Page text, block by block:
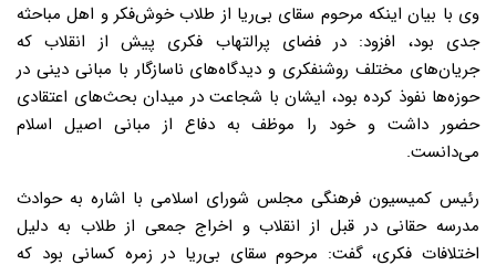
وی با بیان اینکه مرحوم سقای بی‌ریا از طلاب خوش‌فکر و اهل مباحثه
جدی بود، افزود: در فضای پرالتهاب فکری پیش از انقلاب که
جریان‌های مختلف روشنفکری و دیدگاه‌های ناسازگار با مبانی دینی در
حوزه‌ها نفوذ کرده بود، ایشان با شجاعت در میدان بحث‌های اعتقادی
حضور داشت و خود را موظف به دفاع از مبانی اصیل اسلام
می‌دانست.
رئیس کمیسیون فرهنگی مجلس شورای اسلامی با اشاره به حوادث
مدرسه حقانی در قبل از انقلاب و اخراج جمعی از طلاب به دلیل
اختلافات فکری، گفت: مرحوم سقای بی‌ریا در زمره کسانی بود که